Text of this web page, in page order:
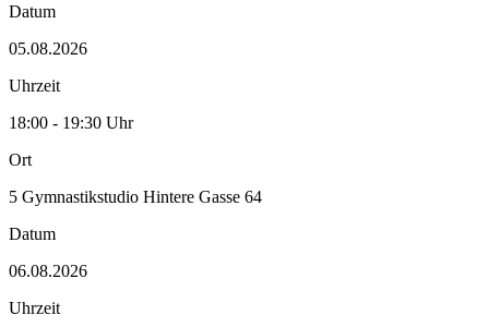
Datum
05.08.2026
Uhrzeit
18:00 - 19:30 Uhr
Ort
5 Gymnastikstudio Hintere Gasse 64
Datum
06.08.2026
Uhrzeit